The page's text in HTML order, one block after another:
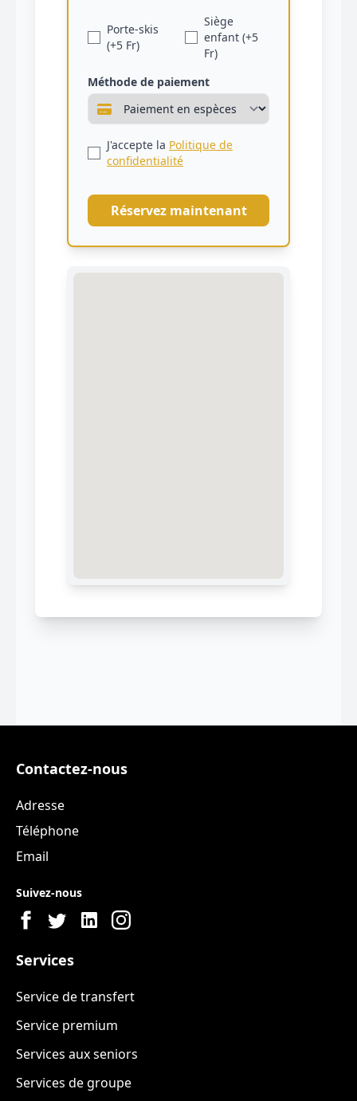
Porte-skis
(+5 Fr)
Siège
enfant (+5
Fr)
Méthode de paiement
J'accepte la Politique de
confidentialité
Réservez maintenant
Contactez-nous
Adresse
Téléphone
Email
Suivez-nous
Services
Service de transfert
Service premium
Services aux seniors
Services de groupe